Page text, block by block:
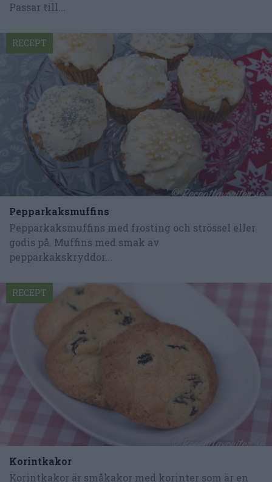
Passar till...
Pepparkaksmuffins
Pepparkaksmuffins med frosting och strössel eller
godis på. Muffins med smak av
pepparkakskryddor...
RECEPT
Korintkakor
Korintkakor är småkakor med korinter som är en
RECEPT